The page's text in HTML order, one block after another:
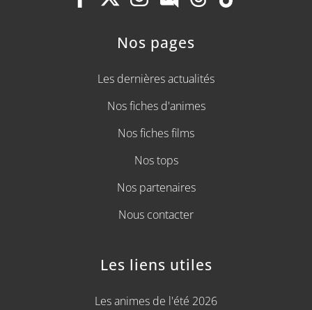
Nos pages
Les dernières actualités
Nos fiches d'animes
Nos fiches films
Nos tops
Nos partenaires
Nous contacter
Les liens utiles
Les animes de l'été 2026